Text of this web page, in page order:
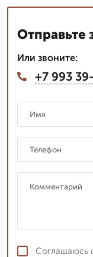
Отправьте
Или звоните:
+7 993
Соглашаюсь